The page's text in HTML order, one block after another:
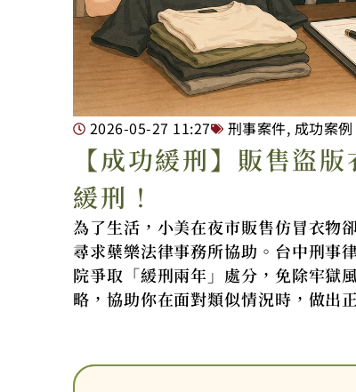
2026-05-27 11:27 刑事案件, 成功案例
【成功緩刑】販售盜
緩刑！
為了生活，小美在夜市販售仿冒衣物
尋求蘗樂法律事務所協助。台中刑事
院爭取「緩刑兩年」處分，免除牢獄
略，協助你在面對類似情況時，做出